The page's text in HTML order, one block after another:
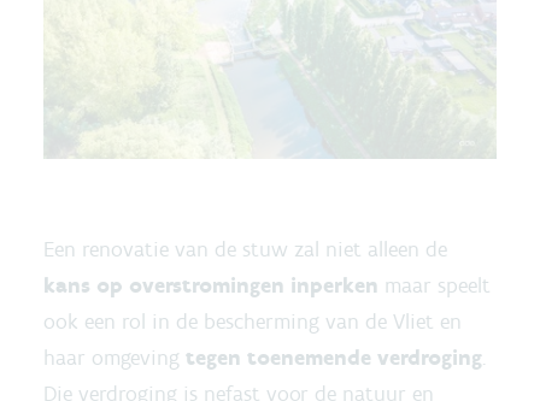
Een renovatie van de stuw zal niet alleen de
kans op overstromingen inperken maar speelt
ook een rol in de bescherming van de Vliet en
haar omgeving tegen toenemende verdroging.
Die verdroging is nefast voor de natuur en